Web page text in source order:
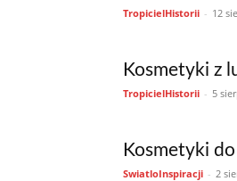
TropicielHistorii - 12
Kosmetyki z
TropicielHistorii - 5
Kosmetyki
SwiatloInspiracji - 2